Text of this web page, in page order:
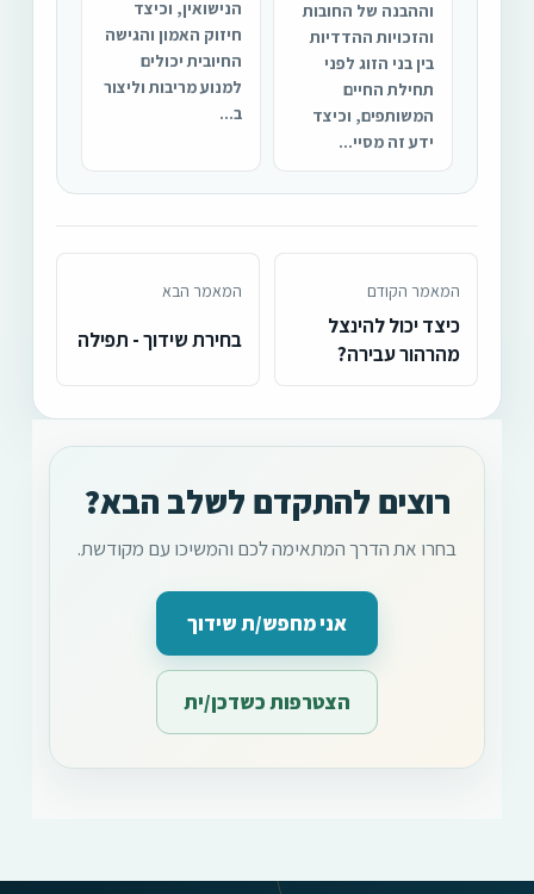
וההבנה של החובות
והזכויות ההדדיות
בין בני הזוג לפני
תחילת החיים
המשותפים, וכיצד
ידע זה מסיי...
הנישואין, וכיצד
חיזוק האמון והגישה
החיובית יכולים
למנוע מריבות וליצור
ב...
המאמר הקודם
כיצד יכול להינצל
מהרהור עבירה?
המאמר הבא
בחירת שידוך - תפילה
רוצים להתקדם לשלב הבא?
בחרו את הדרך המתאימה לכם והמשיכו עם מקודשת.
אני מחפש/ת שידוך
הצטרפות כשדכן/ית